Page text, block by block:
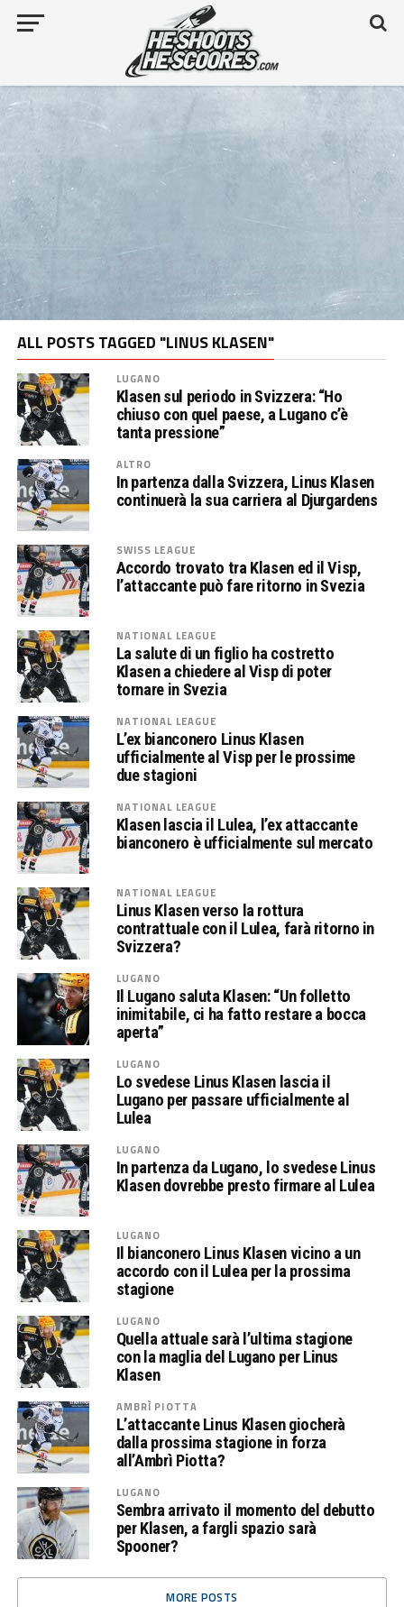
ALL POSTS TAGGED "LINUS KLASEN"
LUGANO
Klasen sul periodo in Svizzera: “Ho
chiuso con quel paese, a Lugano c’è
tanta pressione”
ALTRO
In partenza dalla Svizzera, Linus Klasen
continuerà la sua carriera al Djurgardens
SWISS LEAGUE
Accordo trovato tra Klasen ed il Visp,
l’attaccante può fare ritorno in Svezia
NATIONAL LEAGUE
La salute di un figlio ha costretto
Klasen a chiedere al Visp di poter
tornare in Svezia
NATIONAL LEAGUE
L’ex bianconero Linus Klasen
ufficialmente al Visp per le prossime
due stagioni
NATIONAL LEAGUE
Klasen lascia il Lulea, l’ex attaccante
bianconero è ufficialmente sul mercato
NATIONAL LEAGUE
Linus Klasen verso la rottura
contrattuale con il Lulea, farà ritorno in
Svizzera?
LUGANO
Il Lugano saluta Klasen: “Un folletto
inimitabile, ci ha fatto restare a bocca
aperta”
LUGANO
Lo svedese Linus Klasen lascia il
Lugano per passare ufficialmente al
Lulea
LUGANO
In partenza da Lugano, lo svedese Linus
Klasen dovrebbe presto firmare al Lulea
LUGANO
Il bianconero Linus Klasen vicino a un
accordo con il Lulea per la prossima
stagione
LUGANO
Quella attuale sarà l’ultima stagione
con la maglia del Lugano per Linus
Klasen
AMBRÌ PIOTTA
L’attaccante Linus Klasen giocherà
dalla prossima stagione in forza
all’Ambrì Piotta?
LUGANO
Sembra arrivato il momento del debutto
per Klasen, a fargli spazio sarà
Spooner?
MORE POSTS